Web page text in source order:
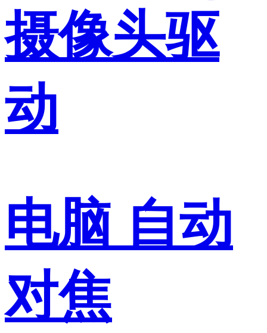
摄像头驱
动
电脑 自动
对焦